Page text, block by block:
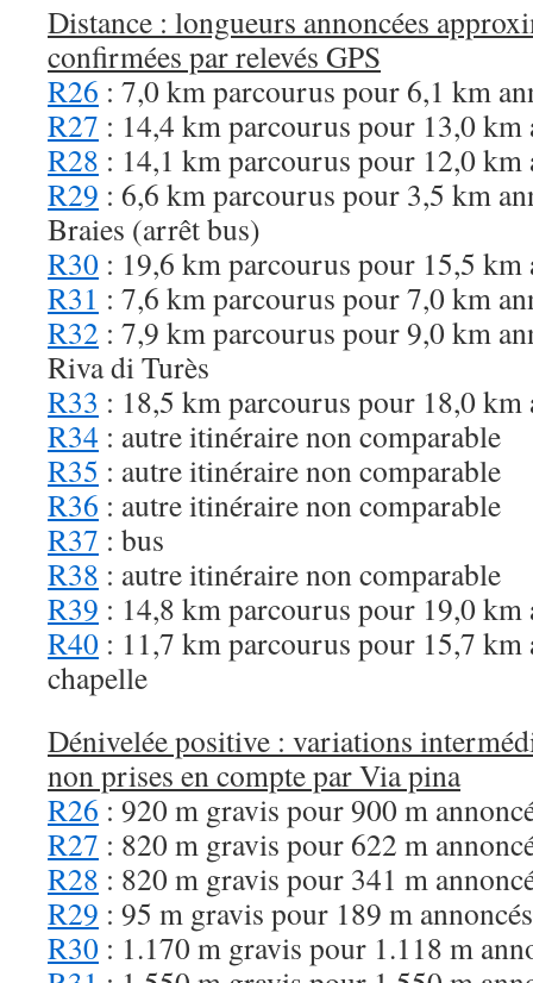
Distance : longueurs annoncées
confirmées par relevés GPS
R26 : 7,0 km parcourus pour 6,1 km
R27 : 14,4 km parcourus pour 13,0 km
R28 : 14,1 km parcourus pour 12,0 km
R29 : 6,6 km parcourus pour 3,5 km
Braies (arrêt bus)
R30 : 19,6 km parcourus pour 15,5 km
R31 : 7,6 km parcourus pour 7,0 km
R32 : 7,9 km parcourus pour 9,0 km
Riva di Turès
R33 : 18,5 km parcourus pour 18,0 km
R34 : autre itinéraire non comparable
R35 : autre itinéraire non comparable
R36 : autre itinéraire non comparable
R37 : bus
R38 : autre itinéraire non comparable
R39 : 14,8 km parcourus pour 19,0 km
R40 : 11,7 km parcourus pour 15,7 km
chapelle
Dénivelée positive : variations
non prises en compte par Via pina
R26 : 920 m gravis pour 900 m
R27 : 820 m gravis pour 622 m
R28 : 820 m gravis pour 341 m
R29 : 95 m gravis pour 189 m annoncés
R30 : 1.170 m gravis pour 1.118 m